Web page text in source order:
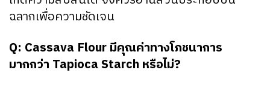
ฉลากเพื่อความชัดเจน
Q: Cassava Flour มีคุณค่าทางโภชนาการ
มากกว่า Tapioca Starch หรือไม่?